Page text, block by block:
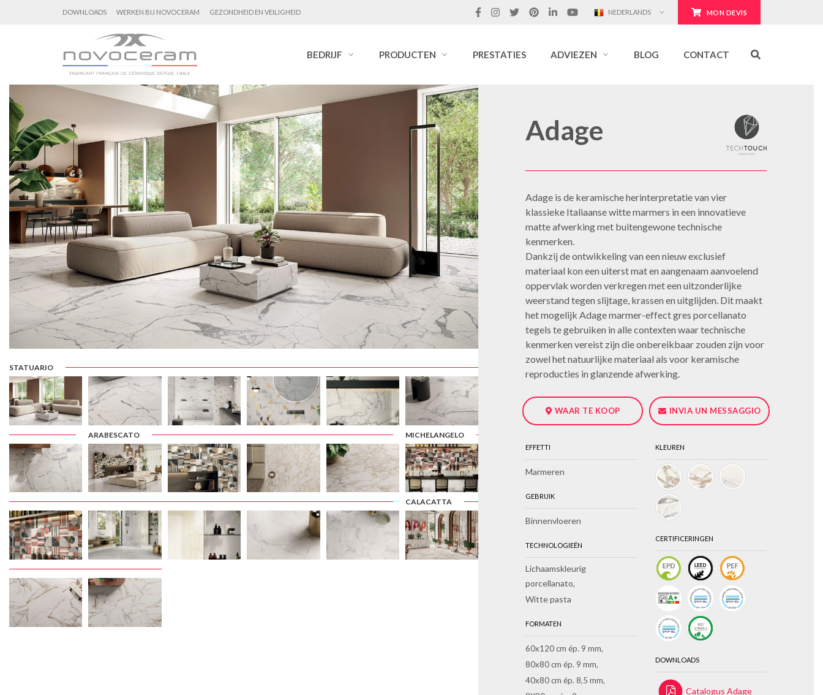
DOWNLOADS WERKEN BIJ NOVOCERAM GEZONDHEID EN VEILIGHEID NEDERLANDS MON DEVIS
BEDRIJF PRODUCTEN PRESTATIES ADVIEZEN BLOG CONTACT
STATUARIO
ARABESCATO MICHELANGELO
CALACATTA
Adage
Adage is de keramische herinterpretatie van vier
klassieke Italiaanse witte marmers in een innovatieve
matte afwerking met buitengewone technische
kenmerken.
Dankzij de ontwikkeling van een nieuw exclusief
materiaal kon een uiterst mat en aangenaam aanvoelend
oppervlak worden verkregen met een uitzonderlijke
weerstand tegen slijtage, krassen en uitglijden. Dit maakt
het mogelijk Adage marmer-effect gres porcellanato
tegels te gebruiken in alle contexten waar technische
kenmerken vereist zijn die onbereikbaar zouden zijn voor
zowel het natuurlijke materiaal als voor keramische
reproducties in glanzende afwerking.
WAAR TE KOOP INVIA UN MESSAGGIO
EFFETTI
Marmeren
GEBRUIK
Binnenvloeren
TECHNOLOGIEËN
Lichaamskleurig
porcellanato
Witte pasta
FORMATEN
60x120 cm ép. 9 mm
80x80 cm ép. 9 mm
40x80 cm ép. 8,5 mm
KLEUREN
CERTIFICERINGEN
DOWNLOADS
Catalogus Adage